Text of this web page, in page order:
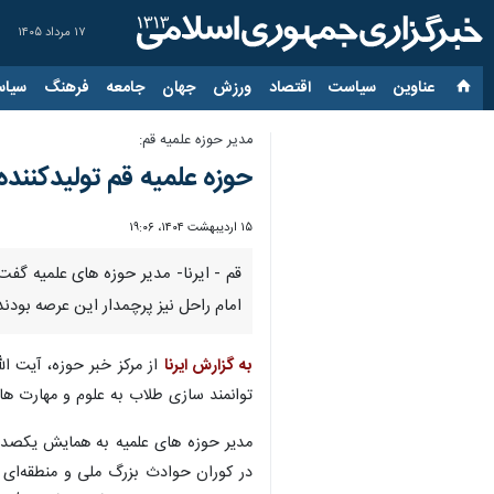
۱۷ مرداد ۱۴۰۵
عناوین‌ سیاست اقتصاد ورزش جهان جامعه فرهنگ
مدیر حوزه علمیه قم:
حوزه علمیه قم
۱۵ اردیبهشت ۱۴۰۴، ۱۹:۰۶